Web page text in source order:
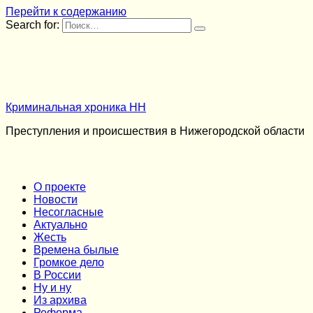
Перейти к содержанию
Search for:
Криминальная хроника НН
Преступления и происшествия в Нижегородской области
О проекте
Новости
Несогласные
Актуально
Жесть
Времена былые
Громкое дело
В России
Ну и ну
Из архива